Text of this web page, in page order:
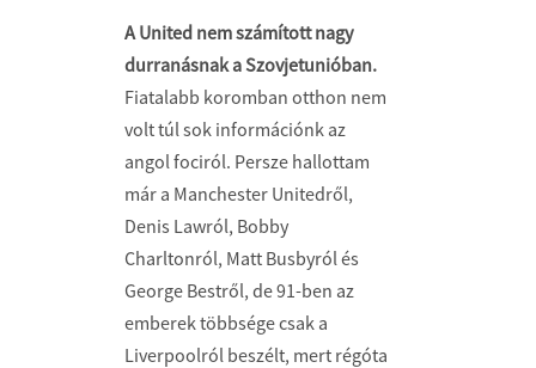
A United nem számított nagy
durranásnak a Szovjetunióban.
Fiatalabb koromban otthon nem
volt túl sok információnk az
angol fociról. Persze hallottam
már a Manchester Unitedről,
Denis Lawról, Bobby
Charltonról, Matt Busbyról és
George Bestről, de 91-ben az
emberek többsége csak a
Liverpoolról beszélt, mert régóta